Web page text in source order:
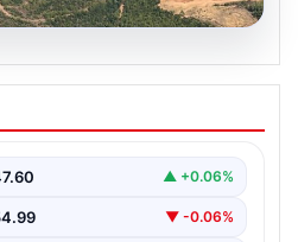
orman yangını
Orman Yangını Kontrol
▲ +0.06%
▼ -0.06%